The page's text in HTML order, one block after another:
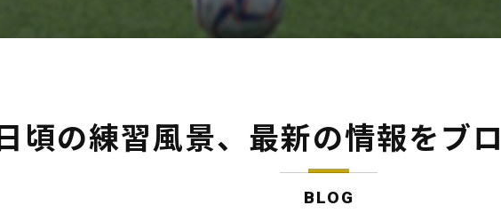
日頃の練習風景、最新の情報をブ
BLOG